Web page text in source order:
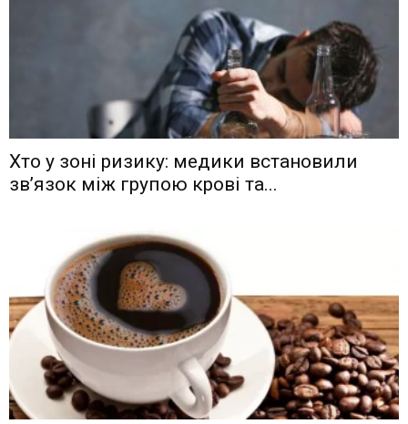
Хто у зоні ризику: медики встановили
зв’язок між групою крові та...